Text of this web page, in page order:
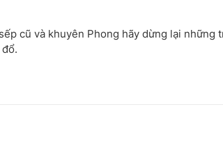
cũ và khuyên Phong hãy dừng lại những